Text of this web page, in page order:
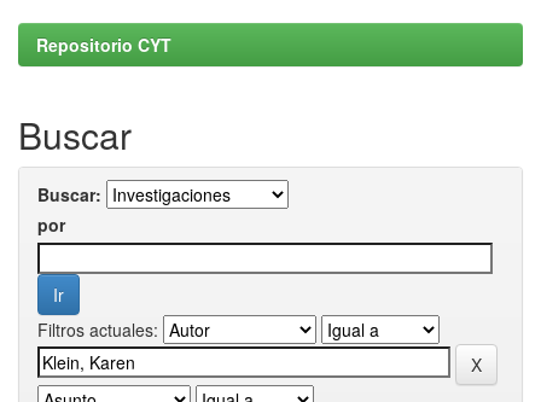
Repositorio CYT
Buscar
Buscar:
por
Filtros actuales: